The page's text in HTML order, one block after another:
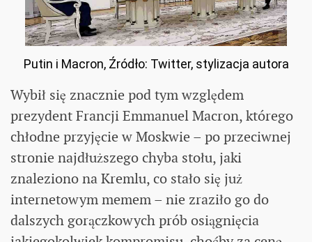
Putin i Macron, Źródło: Twitter, stylizacja autora
Wybił się znacznie pod tym względem
prezydent Francji Emmanuel Macron, którego
chłodne przyjęcie w Moskwie – po przeciwnej
stronie najdłuższego chyba stołu, jaki
znaleziono na Kremlu, co stało się już
internetowym memem – nie zraziło go do
dalszych gorączkowych prób osiągnięcia